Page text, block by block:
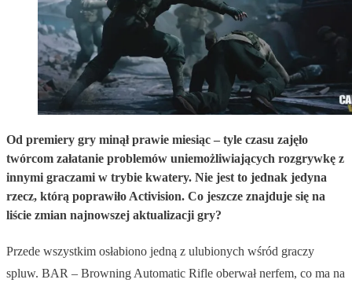
Od premiery gry minął prawie miesiąc – tyle czasu zajęło
twórcom załatanie problemów uniemożliwiających rozgrywkę z
innymi graczami w trybie kwatery. Nie jest to jednak jedyna
rzecz, którą poprawiło Activision. Co jeszcze znajduje się na
liście zmian najnowszej aktualizacji gry?
Przede wszystkim osłabiono jedną z ulubionych wśród graczy
spluw. BAR – Browning Automatic Rifle oberwał nerfem, co ma na